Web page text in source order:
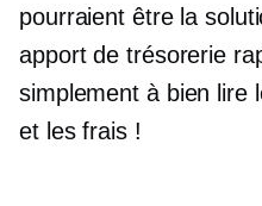
pourraient être la
apport de trésorerie
simplement à bien lire
et les frais !